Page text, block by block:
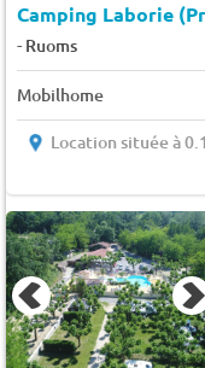
Camping Laborie
- Ruoms
Mobilhome
Location située à